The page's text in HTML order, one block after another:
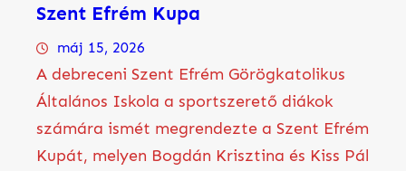
Szent Efrém Kupa
máj 15, 2026
A debreceni Szent Efrém Görögkatolikus
Általános Iskola a sportszerető diákok
számára ismét megrendezte a Szent Efrém
Kupát, melyen Bogdán Krisztina és Kiss Pál